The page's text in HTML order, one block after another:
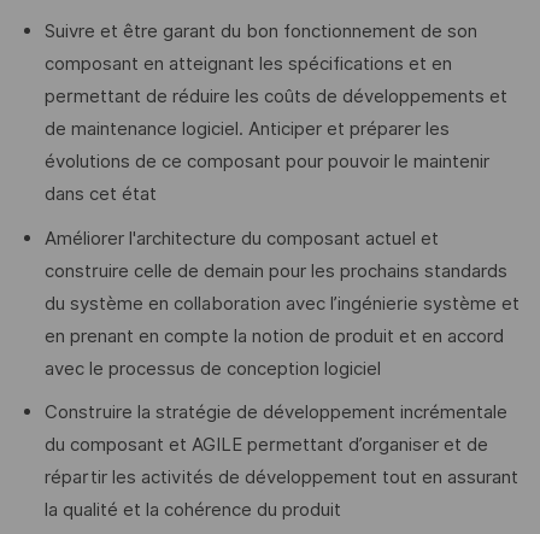
Suivre et être garant du bon fonctionnement de son
composant en atteignant les spécifications et en
permettant de réduire les coûts de développements et
de maintenance logiciel. Anticiper et préparer les
évolutions de ce composant pour pouvoir le maintenir
dans cet état
Améliorer l'architecture du composant actuel et
construire celle de demain pour les prochains standards
du système en collaboration avec l’ingénierie système et
en prenant en compte la notion de produit et en accord
avec le processus de conception logiciel
Construire la stratégie de développement incrémentale
du composant et AGILE permettant d’organiser et de
répartir les activités de développement tout en assurant
la qualité et la cohérence du produit